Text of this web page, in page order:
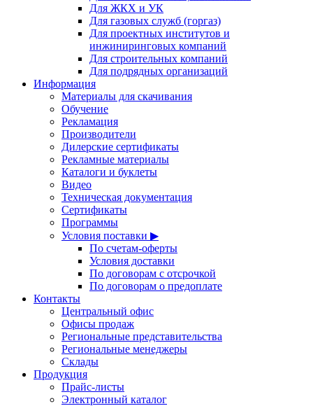
Для ЖКХ и УК
Для газовых служб (горгаз)
Для проектных институтов и
инжиниринговых компаний
Для строительных компаний
Для подрядных организаций
Информация
Материалы для скачивания
Обучение
Рекламация
Производители
Дилерские сертификаты
Рекламные материалы
Каталоги и буклеты
Видео
Техническая документация
Сертификаты
Программы
Условия поставки ▶
По счетам-оферты
Условия доставки
По договорам с отсрочкой
По договорам о предоплате
Контакты
Центральный офис
Офисы продаж
Региональные представительства
Региональные менеджеры
Склады
Продукция
Прайс-листы
Электронный каталог